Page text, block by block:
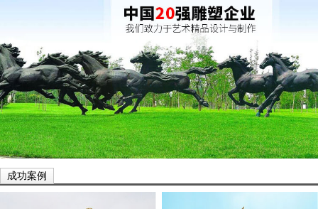
成功案例